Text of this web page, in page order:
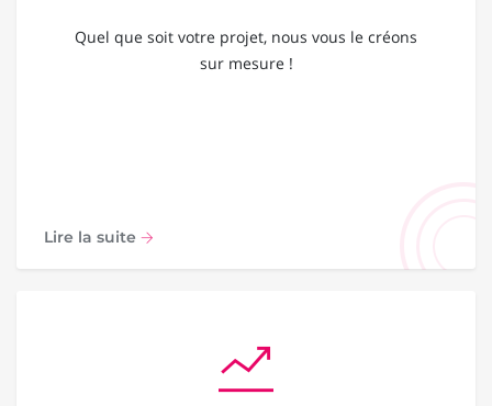
Quel que soit votre projet, nous vous le créons
sur mesure !
Lire la suite